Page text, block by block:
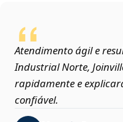
Atendimento ágil e
Industrial Norte,
rapidamente e
confiável.